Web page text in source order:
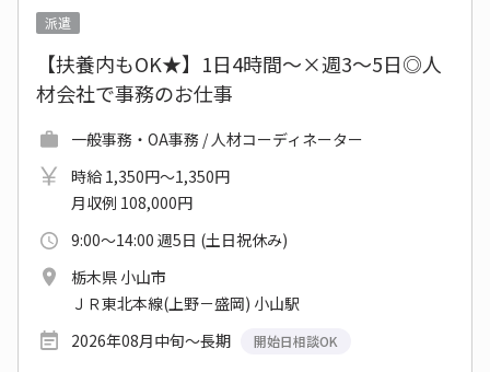
派遣
【扶養内もOK★】1日4時間～×週3～5日◎人
材会社で事務のお仕事
一般事務・OA事務 / 人材コーディネーター
時給 1,350円～1,350円
月収例 108,000円
9:00～14:00 週5日 (土日祝休み)
栃木県 小山市
ＪＲ東北本線(上野－盛岡) 小山駅
2026年08月中旬～長期
開始日相談OK